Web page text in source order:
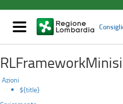
contenuto
principale
Corso
sul
tema
delle
Discriminazioni
Mostra/nascondi
navigazione
Azioni
${title}